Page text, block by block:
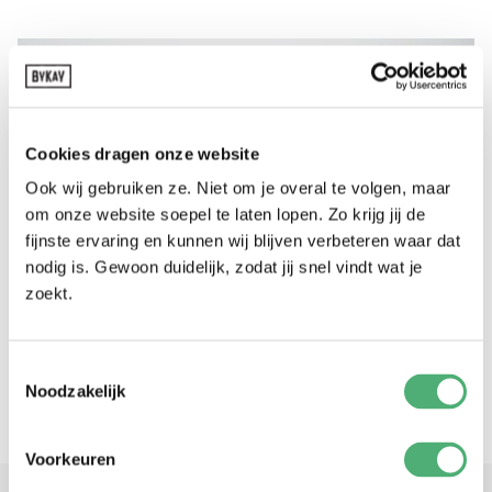
Cookies dragen onze website
Ook wij gebruiken ze. Niet om je overal te volgen, maar
om onze website soepel te laten lopen. Zo krijg jij de
fijnste ervaring en kunnen wij blijven verbeteren waar dat
nodig is. Gewoon duidelijk, zodat jij snel vindt wat je
zoekt.
Noodzakelijk
Voorkeuren